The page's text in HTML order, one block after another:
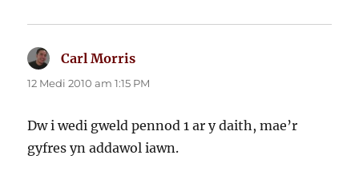
Carl Morris
dweud:
12 Medi 2010 am 1:15 PM
Dw i wedi gweld pennod 1 ar y daith, mae’r
gyfres yn addawol iawn.